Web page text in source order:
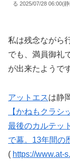
る 2025/07/28 06:00(
私は残念ながら
でも、満員御礼
が出来たようで
アットエスは静
【かねもクラ
最後のカルテッ
で幕。13年間の
( https://www.at-